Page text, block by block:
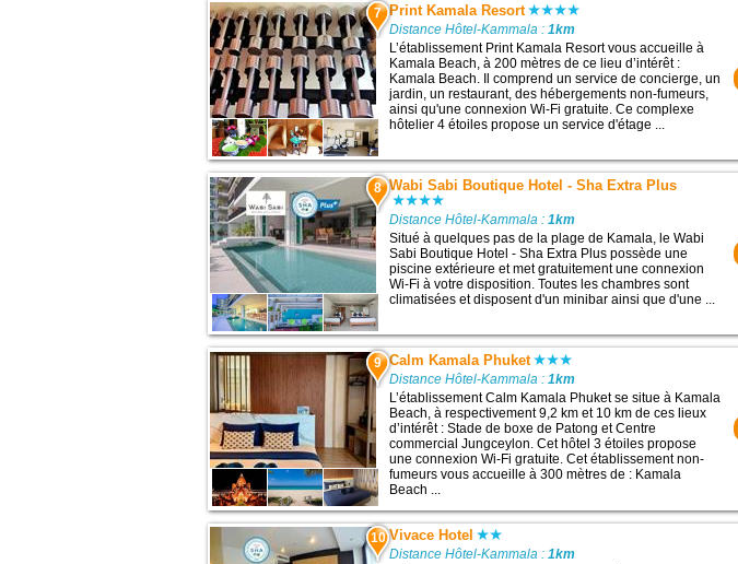
7 Print Kamala Resort
Distance Hôtel-Kammala :1km
L’établissement Print Kamala Resort vous accueille à
Kamala Beach, à 200 mètres de ce lieu d’intérêt :
Kamala Beach. Il comprend un service de concierge, un
jardin, un restaurant, des hébergements non-fumeurs,
ainsi qu'une connexion Wi-Fi gratuite. Ce complexe
hôtelier 4 étoiles propose un service d'étage ...
8 Wabi Sabi Boutique Hotel - Sha Extra Plus
Distance Hôtel-Kammala :1km
Situé à quelques pas de la plage de Kamala, le Wabi
Sabi Boutique Hotel - Sha Extra Plus possède une
piscine extérieure et met gratuitement une connexion
Wi-Fi à votre disposition. Toutes les chambres sont
climatisées et disposent d'un minibar ainsi que d'une ...
9 Calm Kamala Phuket
Distance Hôtel-Kammala :1km
L’établissement Calm Kamala Phuket se situe à Kamala
Beach, à respectivement 9,2 km et 10 km de ces lieux
d’intérêt : Stade de boxe de Patong et Centre
commercial Jungceylon. Cet hôtel 3 étoiles propose
une connexion Wi-Fi gratuite. Cet établissement non-
fumeurs vous accueille à 300 mètres de : Kamala
Beach ...
10 Vivace Hotel
Distance Hôtel-Kammala :1km